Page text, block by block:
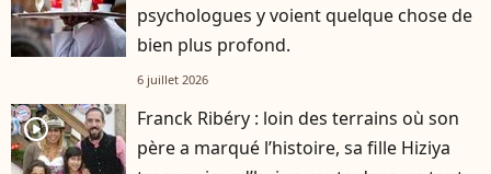
psychologues y voient quelque chose de
bien plus profond.
6 juillet 2026
player2
Franck Ribéry : loin des terrains où son
père a marqué l’histoire, sa fille Hiziya